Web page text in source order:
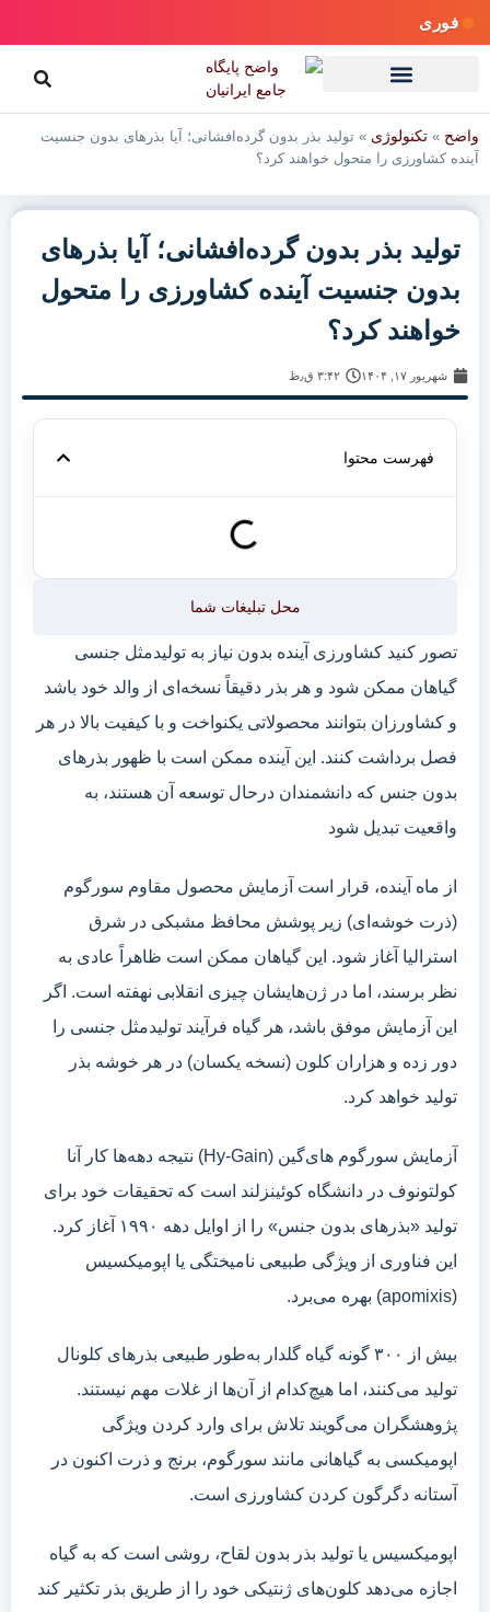
فوری
واضح » تکنولوژی » تولید بذر بدون گرده‌افشانی؛ آیا بذرهای بدون جنسیت
آینده کشاورزی را متحول خواهند کرد؟
تولید بذر بدون گرده‌افشانی؛ آیا بذرهای
بدون جنسیت آینده کشاورزی را متحول
خواهند کرد؟
شهریور ۱۷, ۱۴۰۴ ۳:۴۲ ق٫ظ
فهرست محتوا
محل تبلیغات شما
تصور کنید کشاورزی آینده بدون نیاز به تولیدمثل جنسی
گیاهان ممکن شود و هر بذر دقیقاً نسخه‌ای از والد خود باشد
و کشاورزان بتوانند محصولاتی یکنواخت و با کیفیت بالا در هر
فصل برداشت کنند. این آینده ممکن است با ظهور بذرهای
بدون جنس که دانشمندان درحال توسعه آن هستند، به
واقعیت تبدیل شود
از ماه آینده، قرار است آزمایش محصول مقاوم سورگوم
(ذرت خوشه‌ای) زیر پوشش محافظ مشبکی در شرق
استرالیا آغاز شود. این گیاهان ممکن است ظاهراً عادی به
نظر برسند، اما در ژن‌هایشان چیزی انقلابی نهفته است. اگر
این آزمایش موفق باشد، هر گیاه فرآیند تولیدمثل جنسی را
دور زده و هزاران کلون (نسخه یکسان) در هر خوشه بذر
تولید خواهد کرد.
آزمایش سورگوم های‌گین (Hy-Gain) نتیجه دهه‌ها کار آنا
کولتونوف در دانشگاه کوئینزلند است که تحقیقات خود برای
تولید «بذرهای بدون جنس» را از اوایل دهه ۱۹۹۰ آغاز کرد.
این فناوری از ویژگی طبیعی نامیختگی یا اپومیکسیس
(apomixis) بهره می‌برد.
بیش از ۳۰۰ گونه گیاه گلدار به‌طور طبیعی بذرهای کلونال
تولید می‌کنند، اما هیچ‌کدام از آن‌ها از غلات مهم نیستند.
پژوهشگران می‌گویند تلاش برای وارد کردن ویژگی
اپومیکسی به گیاهانی مانند سورگوم، برنج و ذرت اکنون در
آستانه دگرگون کردن کشاورزی است.
اپومیکسیس یا تولید بذر بدون لقاح، روشی است که به گیاه
اجازه می‌دهد کلون‌های ژنتیکی خود را از طریق بذر تکثیر کند